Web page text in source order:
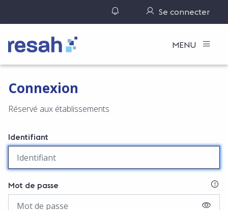
Gérer ses notifications
Se connecter
Logo Resah MENU
Connexion
Réservé aux établissements
Identifiant
Mot de passe